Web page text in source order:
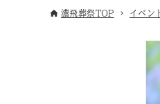
濃飛葬祭TOP イベン